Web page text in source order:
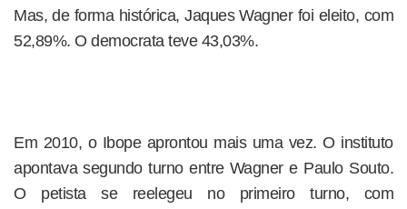
Mas, de forma histórica, Jaques Wagner foi eleito, com
52,89%. O democrata teve 43,03%.
Em 2010, o Ibope aprontou mais uma vez. O instituto
apontava segundo turno entre Wagner e Paulo Souto.
O petista se reelegeu no primeiro turno, com